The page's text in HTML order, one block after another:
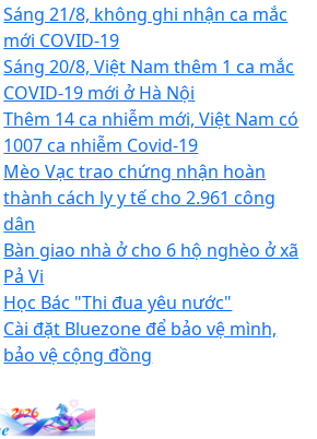
Sáng 21/8, không ghi nhận ca mắc
mới COVID-19
Sáng 20/8, Việt Nam thêm 1 ca mắc
COVID-19 mới ở Hà Nội
Thêm 14 ca nhiễm mới, Việt Nam có
1007 ca nhiễm Covid-19
Mèo Vạc trao chứng nhận hoàn
thành cách ly y tế cho 2.961 công
dân
Bàn giao nhà ở cho 6 hộ nghèo ở xã
Pả Vi
Học Bác "Thi đua yêu nước"
Cài đặt Bluezone để bảo vệ mình,
bảo vệ cộng đồng